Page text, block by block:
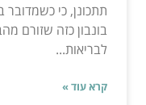
תתכונן, כי
בונבון כזה שזורם
לבריאות...
קרא עוד »